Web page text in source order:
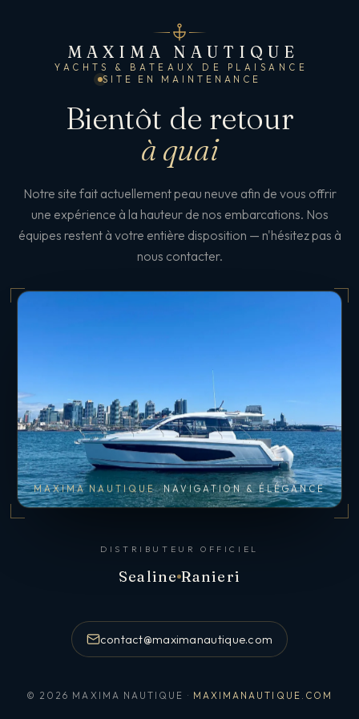
MAXIMA NAUTIQUE
YACHTS & BATEAUX DE PLAISANCE
SITE EN MAINTENANCE
Bientôt de retour
à quai
Notre site fait actuellement peau neuve afin de vous offrir
une expérience à la hauteur de nos embarcations. Nos
équipes restent à votre entière disposition — n'hésitez pas à
nous contacter.
MAXIMA NAUTIQUE NAVIGATION & ÉLÉGANCE
DISTRIBUTEUR OFFICIEL
Sealine Ranieri
contact@maximanautique.com
© 2026 MAXIMA NAUTIQUE · MAXIMANAUTIQUE.COM